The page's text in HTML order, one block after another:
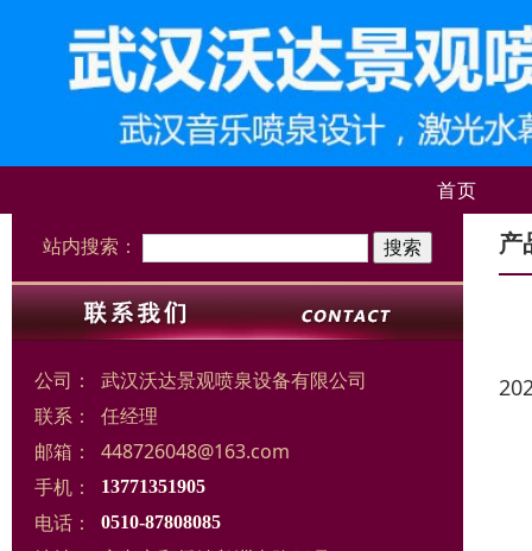
首页
站内搜索：
公司：
武汉沃达景观喷泉设备有限公司
联系：
任经理
邮箱：
448726048@163.com
手机：
13771351905
电话： 0510-87808085
产